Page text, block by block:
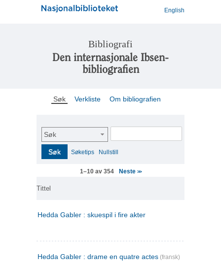
English
Bibliografi
Den internasjonale Ibsen-
bibliografien
Søk Verkliste Om bibliografien
Søk
Søk Søketips Nullstill
1–10 av 354 Neste >>
Tittel
Hedda Gabler : skuespil i fire akter
Hedda Gabler : drame en quatre actes (fransk)